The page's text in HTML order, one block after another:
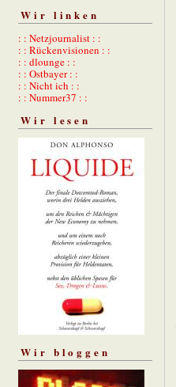
Wir linken
: : Netzjournalist : :
: : Rückenvisionen : :
: : dlounge : :
: : Ostbayer : :
: : Nicht ich : :
: : Nummer37 : :
Wir lesen
Wir bloggen